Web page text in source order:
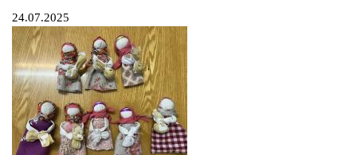
24.07.2025